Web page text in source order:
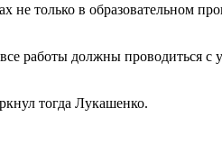
только в образовательном
работы должны проводиться с
тогда Лукашенко.